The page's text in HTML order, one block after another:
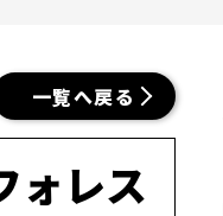
一覧へ戻る
ォレス